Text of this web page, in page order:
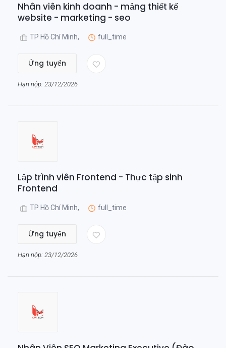
Nhân viên kinh doanh - mảng thiết kế
website - marketing - seo
TP Hồ Chí Minh, full_time
Ứng tuyển
Hạn nộp: 23/12/2026
Lập trình viên Frontend - Thực tập sinh
Frontend
TP Hồ Chí Minh, full_time
Ứng tuyển
Hạn nộp: 23/12/2026